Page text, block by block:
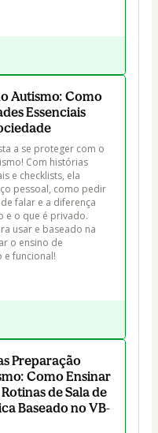
Autismo: Como
Essenciais
a se proteger com o
Com histórias
e checklists, ela
pessoal, como pedir
falar e a diferença
e o que é privado.
usar e baseado na
o ensino de
e funcional!
Preparação
Como Ensinar
de Sala de
Baseado no VB-